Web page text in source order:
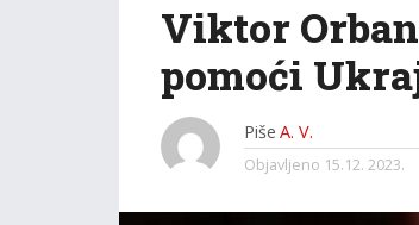
Viktor
pomoći
Piše A. V.
Objavljeno 15.12. 2023.